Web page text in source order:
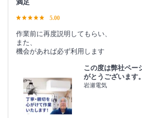
満足
5.00
作業前に再度説明してもらい、
また、
機会があれば必ず利用します
この度は弊社ペー
がとうございます。
岩瀬電気